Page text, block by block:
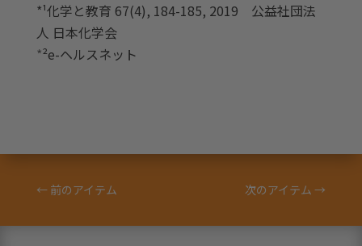
*¹化学と教育 67(4), 184-185, 2019 公益社団法
人 日本化学会
*²e-ヘルスネット
← 前のアイテム 次のアイテム →